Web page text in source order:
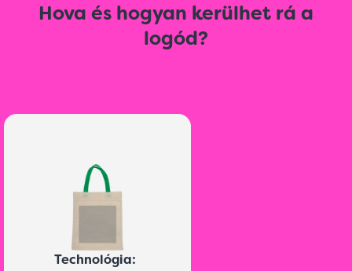
Hova és hogyan kerülhet rá a
logód?
Technológia: